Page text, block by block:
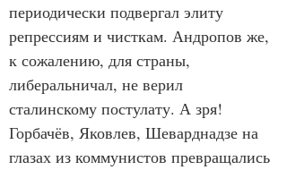
периодически подвергал элиту
репрессиям и чисткам. Андропов же,
к сожалению, для страны,
либеральничал, не верил
сталинскому постулату. А зря!
Горбачёв, Яковлев, Шеварднадзе на
глазах из коммунистов превращались